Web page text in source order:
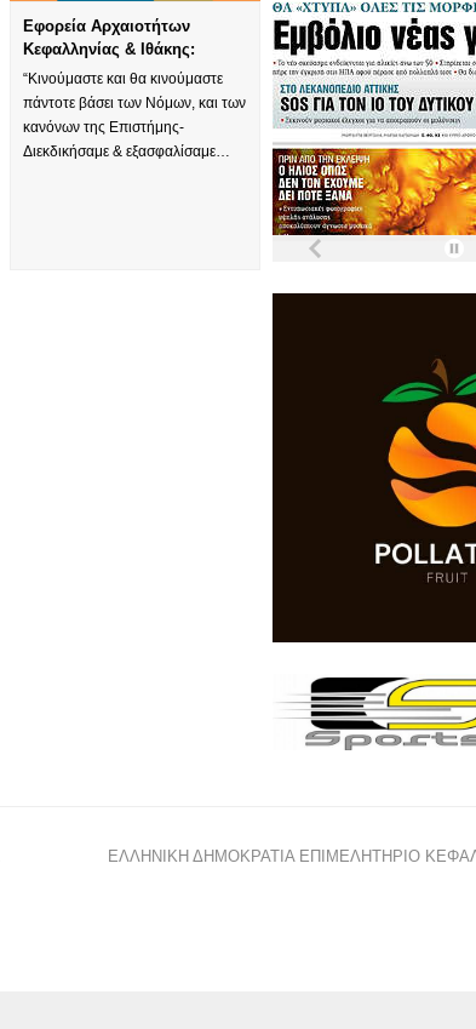
Εφορεία Αρχαιοτήτων
Κεφαλληνίας & Ιθάκης:
“Κινούμαστε και θα κινούμαστε
πάντοτε βάσει των Νόμων, και των
κανόνων της Επιστήμης-
Διεκδικήσαμε & εξασφαλίσαμε…
ΕΛΛΗΝΙΚΗ ΔΗΜΟΚΡΑΤΙΑ ΕΠΙΜΕΛΗΤΗΡΙΟ